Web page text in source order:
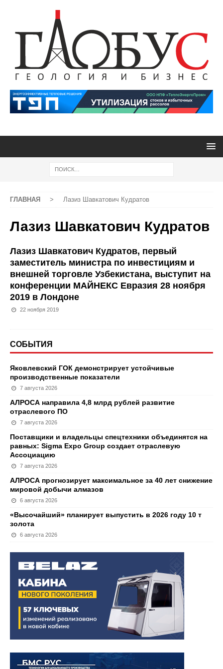
ГЛАВНАЯ > Лазиз Шавкатович Кудратов
Лазиз Шавкатович Кудратов
Лазиз Шавкатович Кудратов, первый
заместитель министра по инвестициям и
внешней торговле Узбекистана, выступит на
конференции МАЙНЕКС Евразия 28 ноября
2019 в Лондоне
22 ноября 2019
СОБЫТИЯ
Яковлевский ГОК демонстрирует устойчивые
производственные показатели
7 августа 2026
АЛРОСА направила 4,8 млрд рублей развитие
отраслевого ПО
7 августа 2026
Поставщики и владельцы спецтехники объединятся на
равных: Sigma Expo Group создает отраслевую
Ассоциацию
7 августа 2026
АЛРОСА прогнозирует максимальное за 40 лет снижение
мировой добычи алмазов
6 августа 2026
«Высочайший» планирует выпустить в 2026 году 10 т
золота
6 августа 2026